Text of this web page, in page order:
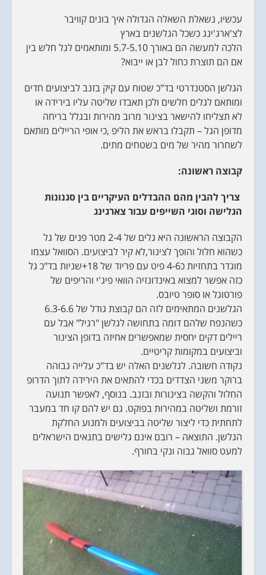
עכשיו, נשאלת השאלה הגדולה איך בונים קוויבר
לצ'ארג'ינג כשכל הגלשנים בארץ
הלכה למעשה הם באורך 5.7-5.10 ומותאמים לגל חלש בין
אם הם תוצרת כחול לבן או ייבוא?
הגלשן הסטנדרטי בד"כ שטוח עם קיק בזנב לביצועים חדים
ומותאם לגלים חלשים ולכן תאבדו שליטה עליו בירידה או
לא תצליחו להישאר בצינור מרוב מהירות ובגלל בריחה
מדופן הגל – תקבלו בראש את הליפ ,כי אופי הריילים מותאם
לשחרור מהיר של מים בשטחים מתים.
קבוצה ראשונה:
צריך להבין מהם ההבדלים העיקריים בין סגנונות
הגלישה וסוגי השייפים עבור צארגינג
הקבוצה הראשונה היא גלים של 2-4 מטר פנים של גל
כשהוא חלול והופך לצינור,לא קיר לביצועים. הסוואל עצמו
מוגדר בתחזיות כ4-6 פיט עם פריוד של 18+שניות בד"כ גל
כזה אפשר למצוא באינדונזיה הוואי פיג'י והריפים של
פורטוגל או סופר טיובס.
הגלשנים המתאימים לזה הם קבוצת גודל של 6.3-6.6
כשהנפח שלהם דומה בתחושה לגלשן "רגיל" אבל עם
ריילים דקים יחסית שמאפשרים אחיזה בדופן הצינור
וביצועים במקומות קריטיים.
נקודה חשובה. לגלשנים האלה יש בד"כ עלייה גבוהה
ברוקר משני הצדדים בכדי להתאים את הירידה לתוך הדרופ
החלול והקשה בצינורות ובזנב. בנוסף, לאפשר תנועה
זורמת ושליטה במהירות בפוקט. גם יש להם קו חד במעבר
לתחתית כדי ליצור שליטה בביצועים ולמנוע החלקת
הגלשן. התוצאה – רובם אינם גלישים בתנאים הישראלים
למעט סוואל גבוה ונקי בחורף.